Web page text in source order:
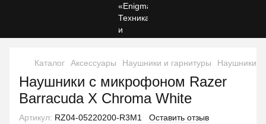
Каталог Аксессуары Наушники и гарнитуры Наушники и
Наушники с микрофоном Razer
Barracuda X Chroma White
Артикул: RZ04-05220200-R3M1 Оставить отзыв